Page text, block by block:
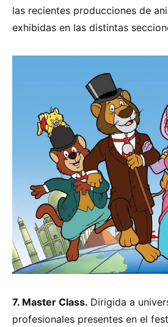
las recientes producciones de
exhibidas en las distintas
7. Master Class. Dirigida a
profesionales presentes en el